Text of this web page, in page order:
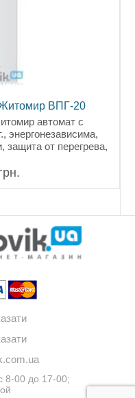
ВПГ-20
автомат с
энергонезависима,
защита от перегрева,
Купить...
8-00 до 17-00;